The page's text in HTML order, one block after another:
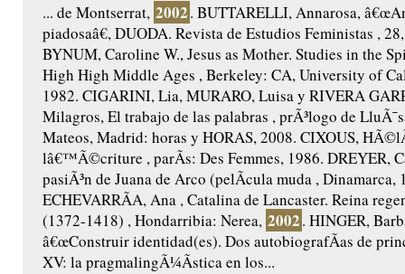
... de Montserrat, 2002. BUTTARELLI, Annarosa,
piadosaâ€, DUODA. Revista de Estudios Feministas ,
BYNUM, Caroline W., Jesus as Mother. Studies in the
High High Middle Ages , Berkeley: CA, University of
1982. CIGARINI, Lia, MURARO, Luisa y RIVERA
Milagros, El trabajo de las palabras , prÃ³logo de
Mateos, Madrid: horas y HORAS, 2008. CIXOUS,
lâ€™Ã©criture , parÃ­s: Des Femmes, 1986. DREYER,
pasiÃ³n de Juana de Arco (pelÃ­cula muda , Dinamarca,
ECHEVARRÃA, Ana , Catalina de Lancaster. Reina
(1372-1418) , Hondarribia: Nerea, 2002. HINGER,
â€œConstruir identidad(es). Dos autobiografÃ­as de
XV: la pragmalingÃ¼Ã­stica en los...